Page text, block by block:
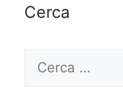
Cerca
per: